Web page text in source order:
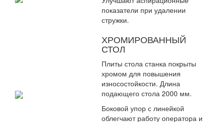
показатели при удалении
стружки.
ХРОМИРОВАННЫЙ
СТОЛ
Плиты стола станка покрыты
хромом для повышения
износостойкости. Длина
подающего стола 2000 мм.
Боковой упор с линейкой
облегчают работу оператора и